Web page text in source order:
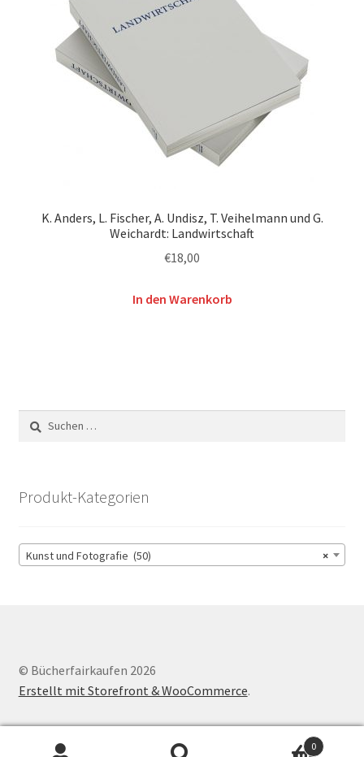
K. Anders, L. Fischer, A. Undisz, T. Veihelmann und G.
Weichardt: Landwirtschaft
€18,00
In den Warenkorb
nach:
Produkt-Kategorien
×
Kunst und Fotografie (50)
© Bücherfairkaufen 2026
Erstellt mit Storefront & WooCommerce.
0